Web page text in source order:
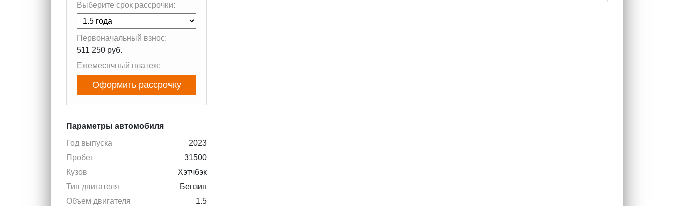
Выберите срок рассрочки:
Первоначальный взнос:
511 250 руб.
Ежемесячный платеж:
Оформить рассрочку
Параметры автомобиля
Год выпуска
2023
Пробег
31500
Кузов
Хэтчбэк
Тип двигателя
Бензин
Объем двигателя
1.5